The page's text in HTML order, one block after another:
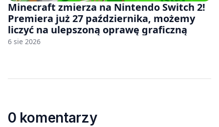
Minecraft zmierza na Nintendo Switch 2!
Premiera już 27 października, możemy
liczyć na ulepszoną oprawę graficzną
6 sie 2026
0 komentarzy